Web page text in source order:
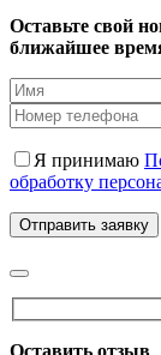
Оставьте свой
ближайшее
Я принимаю
обработку
Оставить отзыв